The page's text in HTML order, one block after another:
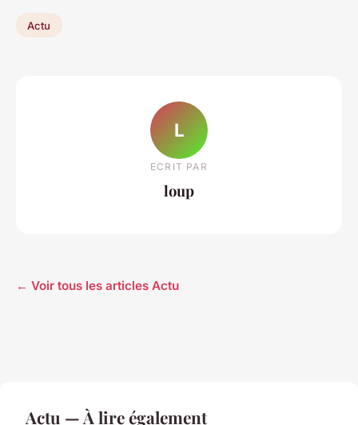
Actu
L
ECRIT PAR
loup
← Voir tous les articles Actu
Actu — À lire également